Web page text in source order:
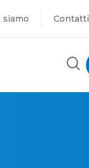
siamo Contatti